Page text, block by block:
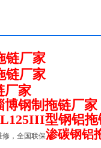
链厂家
链厂家
厂家
博钢制拖链厂家
型钢铝拖
修，全国联保渗碳钢铝